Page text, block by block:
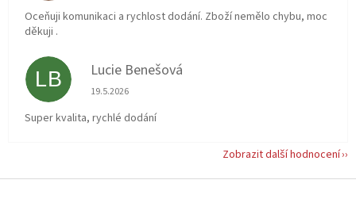
Oceňuji komunikaci a rychlost dodání. Zboží nemělo chybu, moc
děkuji .
LB Lucie Benešová
Hodnocení obchodu je 5 z 5 hvězdiček.
19.5.2026
Super kvalita, rychlé dodání
Zobrazit další hodnocení
Z